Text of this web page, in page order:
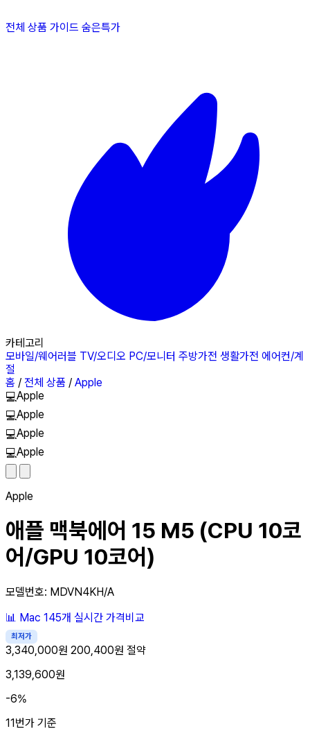
전체 상품 가이드 숨은특가
카테고리
모바일/웨어러블 TV/오디오 PC/모니터 주방가전 생활가전 에어컨/계
절
홈 / 전체 상품 / Apple
💻Apple
💻Apple
💻Apple
💻Apple
Apple
애플 맥북에어 15 M5 (CPU 10코
어/GPU 10코어)
모델번호: MDVN4KH/A
📊 Mac 145개 실시간 가격비교
최저가
3,340,000원 200,400원 절약
3,139,600원
-6%
11번가 기준